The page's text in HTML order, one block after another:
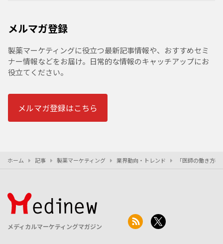
メルマガ登録
製薬マーケティングに役立つ最新記事情報や、おすすめセミ
ナー情報などをお届け。日常的な情報のキャッチアップにお
役立てください。
メルマガ登録はこちら
ホーム 記事 製薬マーケティング 業界動向・トレンド 「医師の働き方
メディカルマーケティングマガジン